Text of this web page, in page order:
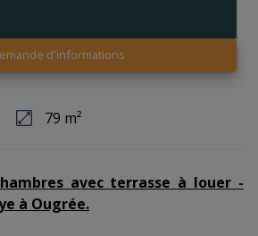
d'informations
79 m²
avec terrasse à louer -
à Ougrée.